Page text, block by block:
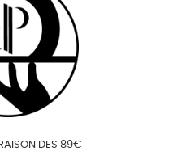
DES 89€